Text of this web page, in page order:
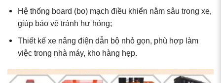
Hệ thống board (bo) mạch điều khiển nằm sâu trong xe,
giúp bảo vệ tránh hư hỏng;
Thiết kế xe nâng điện dẫn bộ nhỏ gọn, phù hợp làm
việc trong nhà máy, kho hàng hẹp.